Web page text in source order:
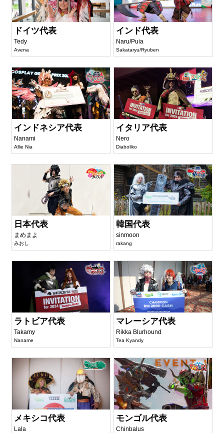
ドイツ代表
Tedy
Avena
インド代表
Naru/Puia
Sakataryu/Ryuben
インドネシア代表
Nanami
Allie Nia
イタリア代表
Nero
Diaboliko
日本代表
まめまよ
みおし
韓国代表
sinmoon
rakang
ラトビア代表
Takamy
Naname
マレーシア代表
Rikka Blurhound
Tea Kyandy
メキシコ代表
Lala
モンゴル代表
Chinbalus